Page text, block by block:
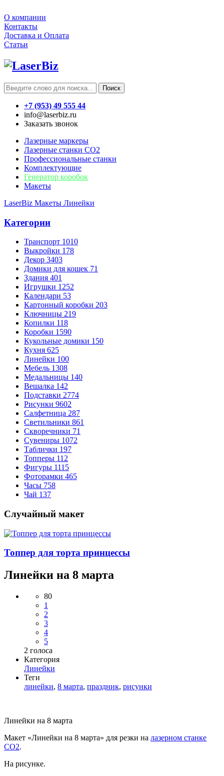
О компании
Контакты
Доставка и Оплата
Статьи
Поиск
+7 (953) 49 555 44
info@laserbiz.ru
Заказать звонок
Лазерные маркеры
Лазерные станки CO2
Профессиональные станки
Комплектующие
Генератор коробок
Макеты
LaserBiz Макеты Линейки
Категории
Транспорт 1010
Выкройки 178
Декор 3403
Домики для кошек 71
Здания 401
Игрушки 1252
Календари 53
Картонный коробки 203
Ключницы 219
Копилки 118
Коробки 1590
Кукольные домики 150
Кухня 625
Линейки 100
Мебель 1308
Медальницы 140
Вешалка 142
Подставки 2774
Рисунки 9602
Салфетница 287
Светильники 861
Скворечники 71
Сувениры 1072
Таблички 197
Топперы 112
Фигуры 1115
Фоторамки 465
Часы 758
Чай 137
Случайный макет
Топпер для торта принцессы
Линейки на 8 марта
80
1
2
3
4
5
2 голоса
Категория
Линейки
Теги
линейки, 8 марта, праздник, рисунки
Линейки на 8 марта
Макет «Линейки на 8 марта» для резки на лазерном станке
СО2.
На рисунке.